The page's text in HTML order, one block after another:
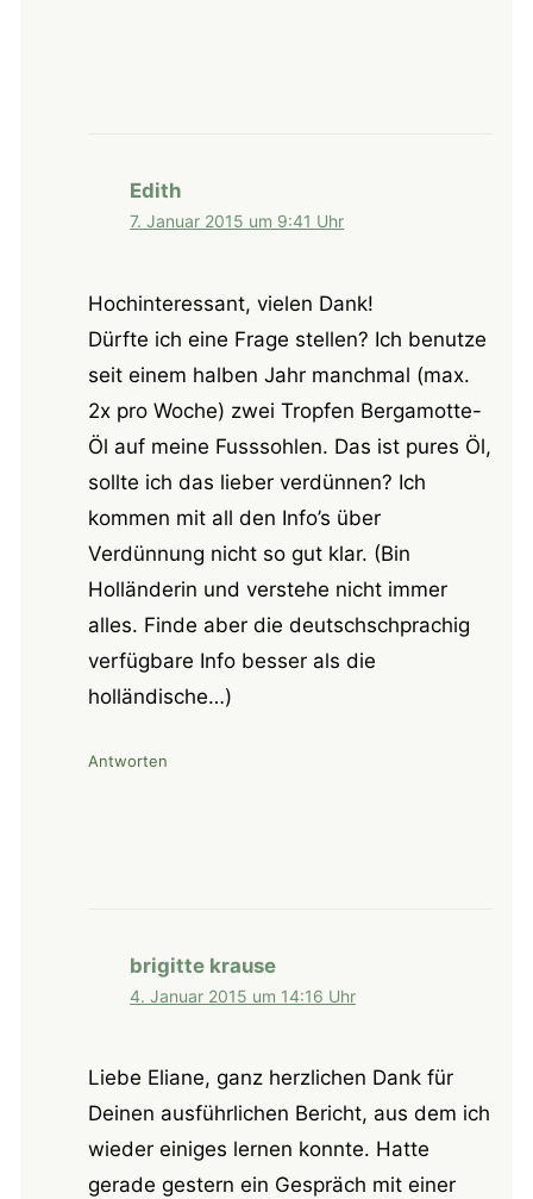
Edith
7. Januar 2015 um 9:41 Uhr
Hochinteressant, vielen Dank!
Dürfte ich eine Frage stellen? Ich benutze
seit einem halben Jahr manchmal (max.
2x pro Woche) zwei Tropfen Bergamotte-
Öl auf meine Fusssohlen. Das ist pures Öl,
sollte ich das lieber verdünnen? Ich
kommen mit all den Info’s über
Verdünnung nicht so gut klar. (Bin
Holländerin und verstehe nicht immer
alles. Finde aber die deutschschprachig
verfügbare Info besser als die
holländische…)
Antworten
brigitte krause
4. Januar 2015 um 14:16 Uhr
Liebe Eliane, ganz herzlichen Dank für
Deinen ausführlichen Bericht, aus dem ich
wieder einiges lernen konnte. Hatte
gerade gestern ein Gespräch mit einer